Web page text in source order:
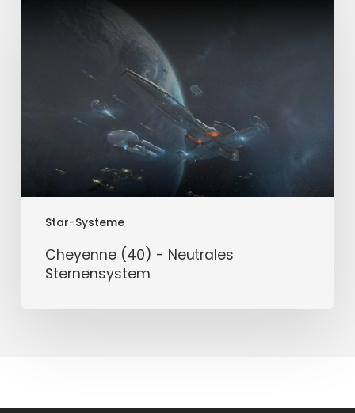
Star-Systeme
Sternensystem
Cheyenne (40) - Neutrales
Sternensystem